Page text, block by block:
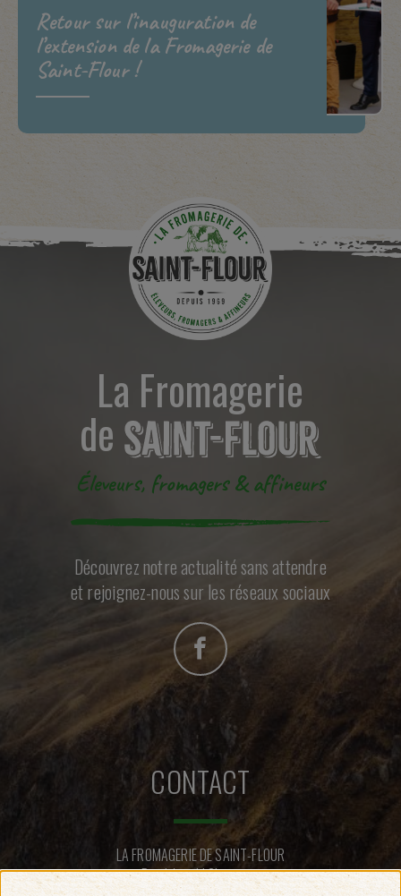
Retour sur l’inauguration de
l’extension de la Fromagerie de
Saint-Flour !
La Fromagerie
de
Éleveurs, fromagers & affineurs
Découvrez notre actualité sans attendre
et rejoignez-nous sur les réseaux sociaux
CONTACT
LA FROMAGERIE DE SAINT-FLOUR
Rue Léopold Chastang